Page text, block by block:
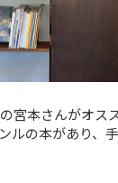
宮本さんがオス
ルの本があり、